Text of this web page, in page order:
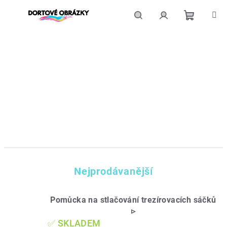
Nejprodávanější
Pomůcka na stlačování trezírovacích sáčků
▹
✅ SKLADEM